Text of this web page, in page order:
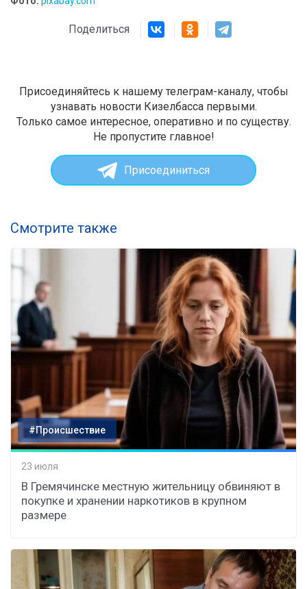
Поделиться
Присоединяйтесь к нашему телеграм-каналу, чтобы
узнавать новости Кизелбасса первыми.
Только самое интересное, оперативно и по существу.
Не пропустите главное!
Присоединиться
Смотрите также
#Происшествие
23 июля
В Гремячинске местную жительницу обвиняют в
покупке и хранении наркотиков в крупном
размере